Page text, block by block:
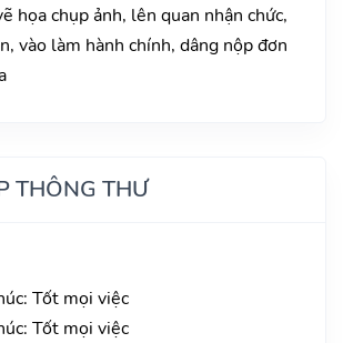
họa chụp ảnh, lên quan nhận chức,
vào làm hành chính, dâng nộp đơn
THÔNG THƯ
Tốt mọi việc
Tốt mọi việc